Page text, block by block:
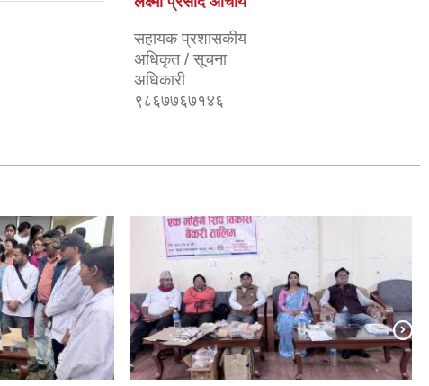
सहायक प्रशासकीय
अधिकृत / सूचना
अधिकारी
९८६७७६७१४६